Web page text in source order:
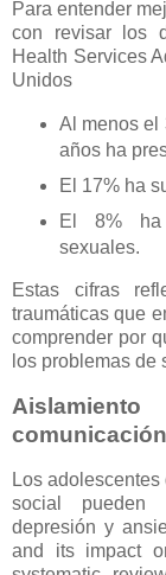
Para entender
con revisar los
Health Services
Unidos
Al menos el
años ha
El 17% ha
El 8% ha
sexuales.
Estas cifras
traumáticas que
comprender por
los problemas de
comunicación
Los
social pueden
depresión y
and its impact